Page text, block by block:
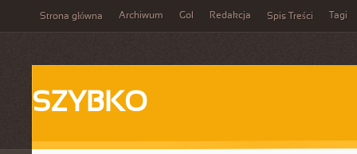
Strona główna Archiwum Gol Redakcja Spis Treści Tagi
SZYBKO